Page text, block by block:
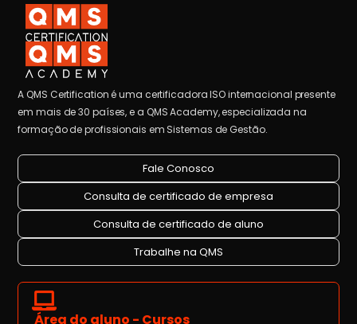
A QMS Certification é uma certificadora ISO internacional presente
em mais de 30 países, e a QMS Academy, especializada na
formação de profissionais em Sistemas de Gestão.
Fale Conosco
Consulta de certificado de empresa
Consulta de certificado de aluno
Trabalhe na QMS
Área do aluno - Cursos